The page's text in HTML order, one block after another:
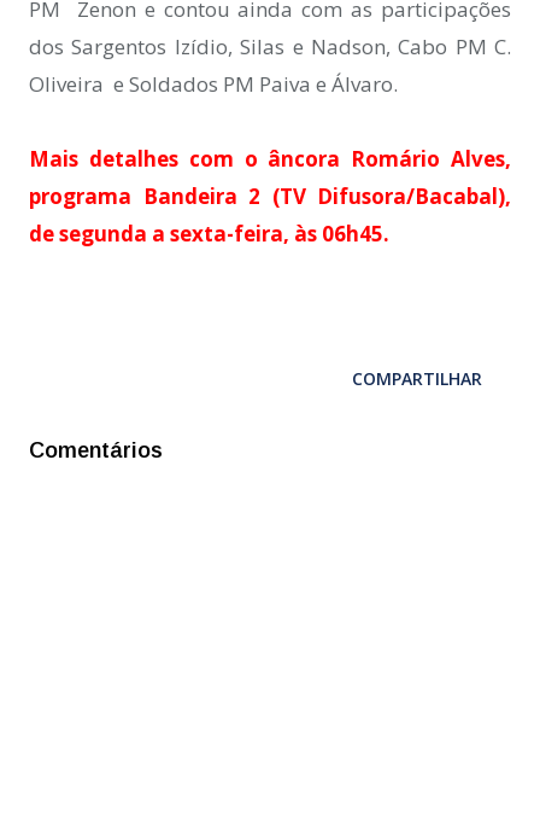
PM Zenon e contou ainda com as participações
dos Sargentos Izídio, Silas e Nadson, Cabo PM C.
Oliveira e Soldados PM Paiva e Álvaro.
Mais detalhes com o âncora Romário Alves,
programa Bandeira 2 (TV Difusora/Bacabal),
de segunda a sexta-feira, às 06h45.
COMPARTILHAR
Comentários